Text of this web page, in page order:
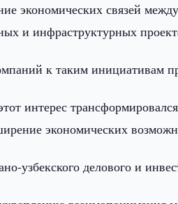
экономических связей
и инфраструктурных
к таким инициативам
интерес
экономических
узбекского делового и